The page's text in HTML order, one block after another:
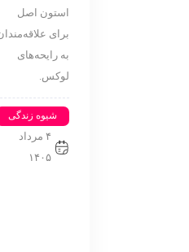
استون اصل
برای
به رایحه‌های
لوکس.
شیوه زندگی
۴ مرداد
۱۴۰۵